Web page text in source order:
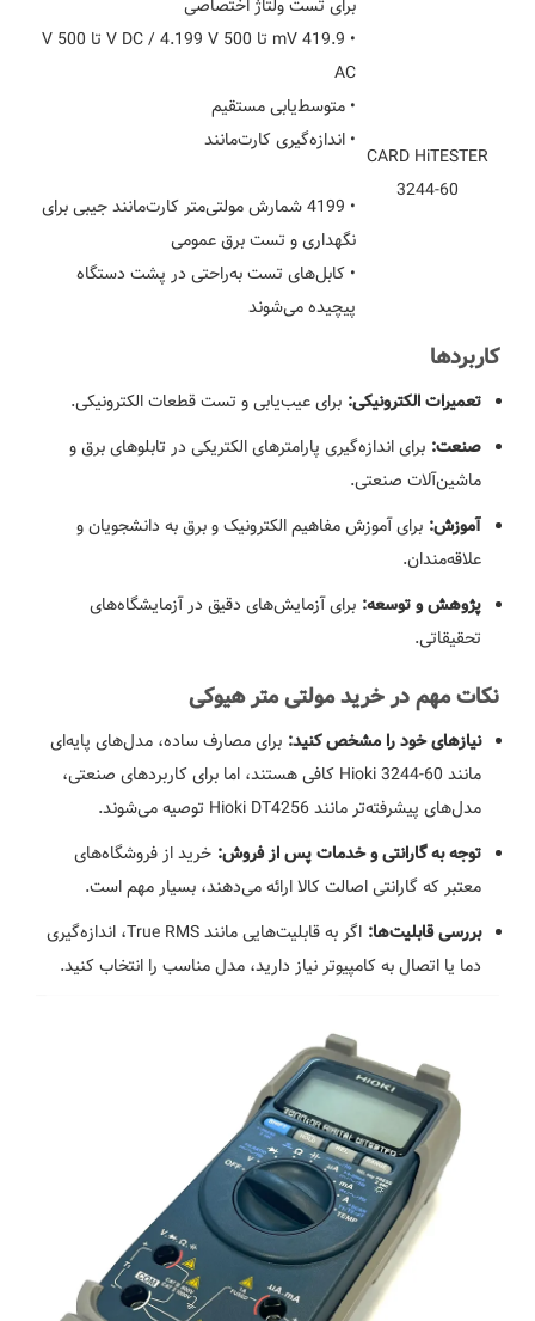
CARD HiTESTER
3244-60
• 419.9 mV تا 500 V DC / 4.199 V تا 500 V
AC
• متوسط‌یابی مستقیم
• اندازه‌گیری کارت‌مانند
• 4199 شمارش مولتی‌متر کارت‌مانند جیبی برای
نگهداری و تست برق عمومی
• کابل‌های تست به‌راحتی در پشت دستگاه
پیچیده می‌شوند
کاربردها
تعمیرات الکترونیکی: برای عیب‌یابی و تست قطعات الکترونیکی.
صنعت: برای اندازه‌گیری پارامترهای الکتریکی در تابلوهای برق و
ماشین‌آلات صنعتی.
آموزش: برای آموزش مفاهیم الکترونیک و برق به دانشجویان و
علاقه‌مندان.
پژوهش و توسعه: برای آزمایش‌های دقیق در آزمایشگاه‌های
تحقیقاتی.
نکات مهم در خرید مولتی متر هیوکی
نیازهای خود را مشخص کنید: برای مصارف ساده، مدل‌های پایه‌ای
مانند Hioki 3244-60 کافی هستند، اما برای کاربردهای صنعتی،
مدل‌های پیشرفته‌تر مانند Hioki DT4256 توصیه می‌شوند.
توجه به گارانتی و خدمات پس از فروش: خرید از فروشگاه‌های
معتبر که گارانتی اصالت کالا ارائه می‌دهند، بسیار مهم است.
بررسی قابلیت‌ها:
اگر به قابلیت‌هایی مانند True RMS، اندازه‌گیری
دما یا اتصال به کامپیوتر نیاز دارید، مدل مناسب را انتخاب کنید.